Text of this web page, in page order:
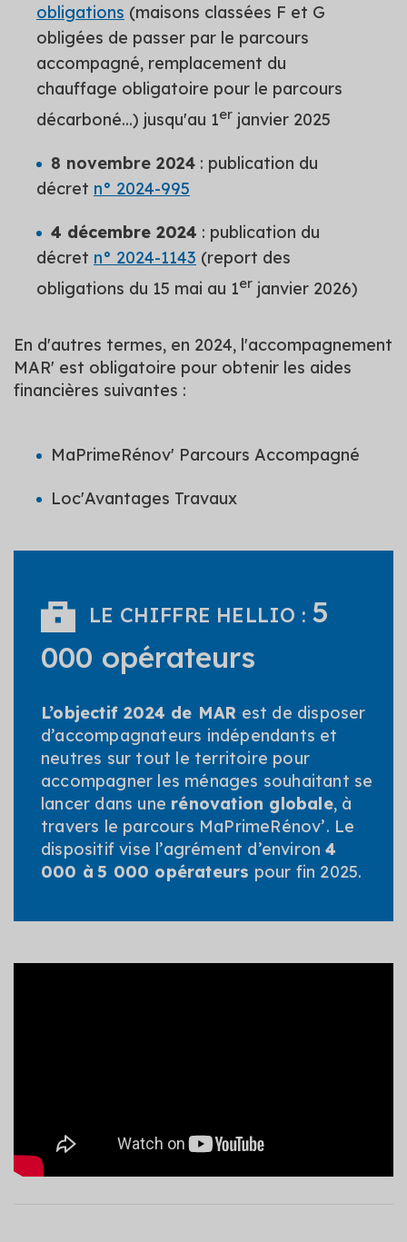
obligations (maisons classées F et G
obligées de passer par le parcours
accompagné, remplacement du
chauffage obligatoire pour le parcours
décarboné...) jusqu'au 1er janvier 2025
8 novembre 2024 : publication du
décret n° 2024-995
4 décembre 2024 : publication du
décret n° 2024-1143 (report des
obligations du 15 mai au 1er janvier 2026)
En d'autres termes, en 2024, l'accompagnement
MAR' est obligatoire pour obtenir les aides
financières suivantes :
MaPrimeRénov' Parcours Accompagné
Loc'Avantages Travaux
LE CHIFFRE HELLIO : 5
000 opérateurs
L’objectif 2024 de MAR est de disposer
d’accompagnateurs indépendants et
neutres sur tout le territoire pour
accompagner les ménages souhaitant se
lancer dans une rénovation globale, à
travers le parcours MaPrimeRénov’. Le
dispositif vise l’agrément d’environ4
000 à 5 000 opérateurs pour fin 2025.